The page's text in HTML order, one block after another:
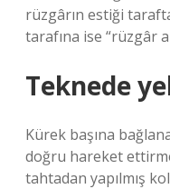
rüzgârın estiği
tarafına ise “rüzgâr
Teknede
Kürek başına
doğru hareket
tahtadan yapılmış